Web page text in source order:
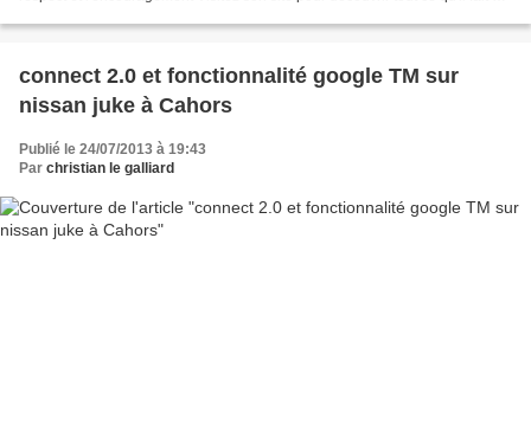
connect 2.0 et fonctionnalité google TM sur
nissan juke à Cahors
Publié le 24/07/2013 à 19:43
Par christian le galliard